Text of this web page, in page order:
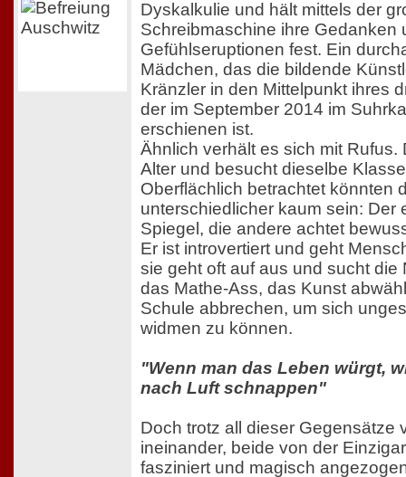
Dyskalkulie und hält mittels der
Schreibmaschine ihre Gedanken
Gefühlseruptionen fest. Ein
Mädchen, das die bildende
Kränzler in den Mittelpunkt ihres
der im September 2014 im
erschienen ist.
Ähnlich verhält es sich mit Rufus.
Alter und besucht dieselbe
Oberflächlich betrachtet könnten
unterschiedlicher kaum sein: Der
Spiegel, die andere achtet
Er ist introvertiert und geht
sie geht oft auf aus und sucht die
das Mathe-Ass, das Kunst
Schule abbrechen, um sich
widmen zu können.
"Wenn man das Leben würgt,
nach Luft schnappen"
Doch trotz all dieser Gegensätze
ineinander, beide von der
fasziniert und magisch